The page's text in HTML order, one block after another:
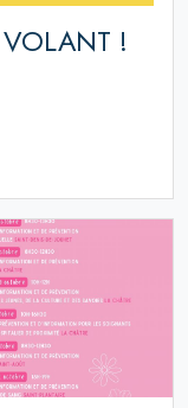
!